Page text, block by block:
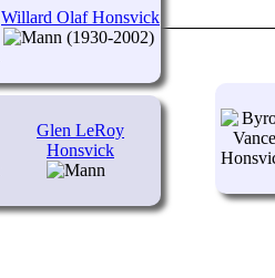
Glen LeRoy
Honsvick
Willard Olaf Honsvick
(1930-2002)